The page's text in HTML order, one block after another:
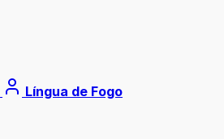
Língua de Fogo